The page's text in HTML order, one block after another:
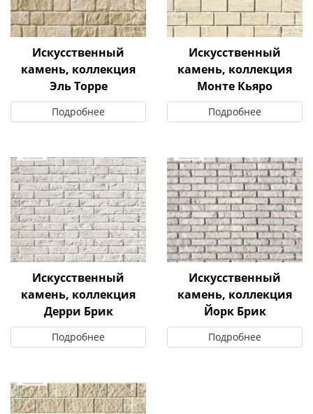
Искусственный
камень, коллекция
Эль Торре
Подробнее
Искусственный
камень, коллекция
Монте Кьяро
Подробнее
Искусственный
камень, коллекция
Дерри Брик
Подробнее
Искусственный
камень, коллекция
Йорк Брик
Подробнее